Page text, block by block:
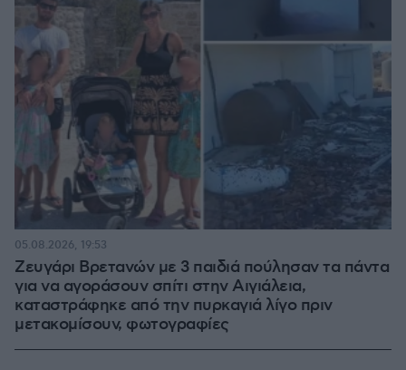
Ζευγάρι Βρετανών με 3 παιδιά πούλησαν τα πάντα
για να αγοράσουν σπίτι στην Αιγιάλεια,
καταστράφηκε από την πυρκαγιά λίγο πριν
μετακομίσουν, φωτογραφίες
05.08.2026, 19:53